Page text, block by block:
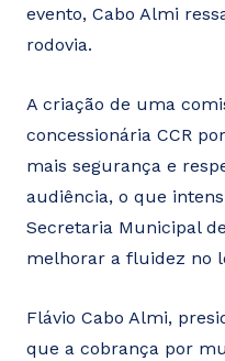
evento, Cabo Almi
rodovia.
A criação de uma
concessionária CCR
mais segurança e
audiência, o que
Secretaria Municipal
melhorar a fluidez no
Flávio Cabo Almi,
que a cobrança por